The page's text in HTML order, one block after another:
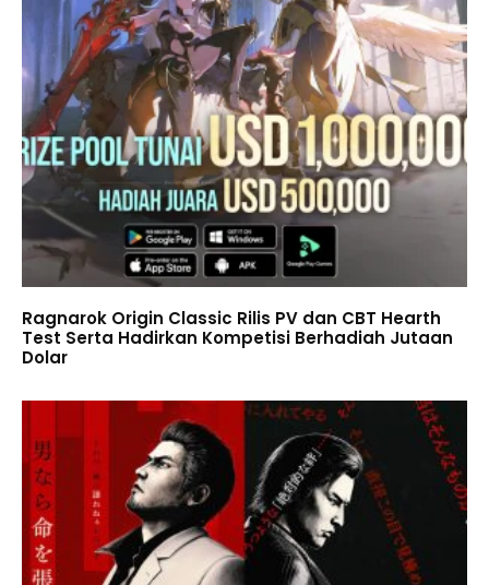
Ragnarok Origin Classic Rilis PV dan CBT Hearth
Test Serta Hadirkan Kompetisi Berhadiah Jutaan
Dolar